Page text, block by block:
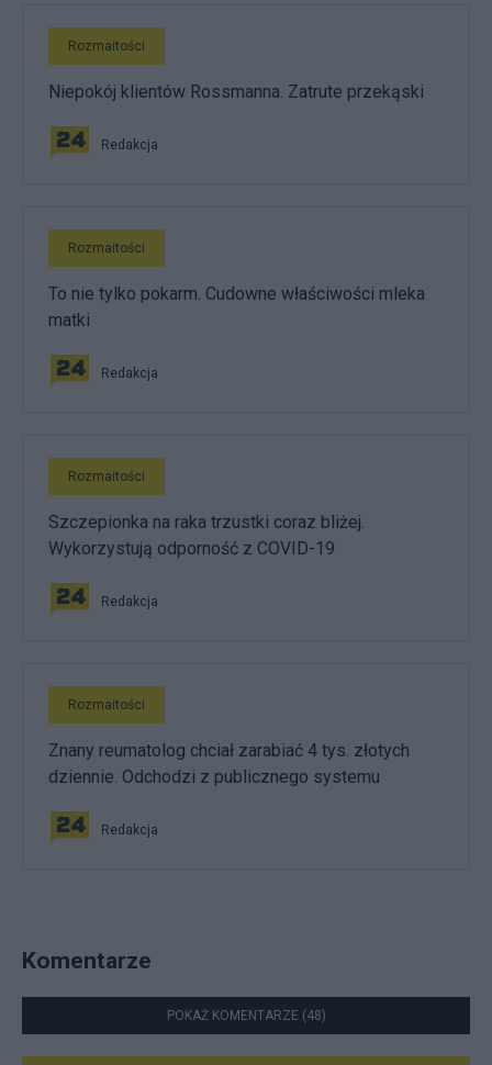
Rozmaitości
Niepokój klientów Rossmanna. Zatrute przekąski
Redakcja
Rozmaitości
To nie tylko pokarm. Cudowne właściwości mleka
matki
Redakcja
Rozmaitości
Szczepionka na raka trzustki coraz bliżej.
Wykorzystują odporność z COVID-19
Redakcja
Rozmaitości
Znany reumatolog chciał zarabiać 4 tys. złotych
dziennie. Odchodzi z publicznego systemu
Redakcja
Komentarze
POKAŻ KOMENTARZE (48)